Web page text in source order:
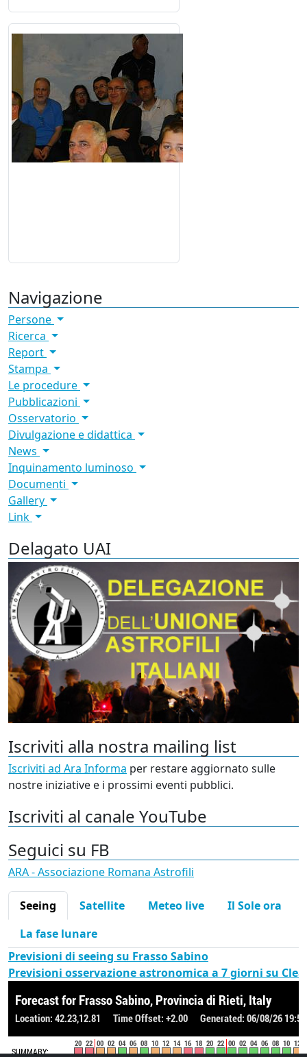
Navigazione
Persone
Ricerca
Report
Stampa
Le procedure
Pubblicazioni
Osservatorio
Divulgazione e didattica
News
Inquinamento luminoso
Documenti
Gallery
Link
Delagato UAI
Iscriviti alla nostra mailing list
Iscriviti ad Ara Informa per restare aggiornato sulle
nostre iniziative e i prossimi eventi pubblici.
Iscriviti al canale YouTube
Seguici su FB
ARA - Associazione Romana Astrofili
Seeing Satellite Meteo live
Il Sole ora
La fase lunare
Previsioni di seeing su Frasso Sabino
Previsioni osservazione astronomica a 7 giorni su